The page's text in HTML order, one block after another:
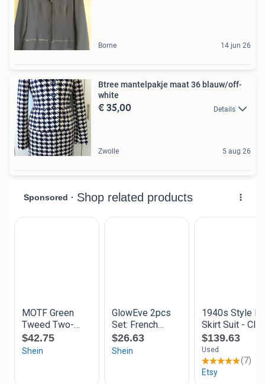
Borne 14 jun 26
Btree mantelpakje maat 36 blauw/off-
white
€ 35,00 Details
Zwolle 5 aug 26